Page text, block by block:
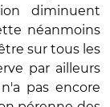
diminuent
néanmoins
sur tous les
par ailleurs
pas encore